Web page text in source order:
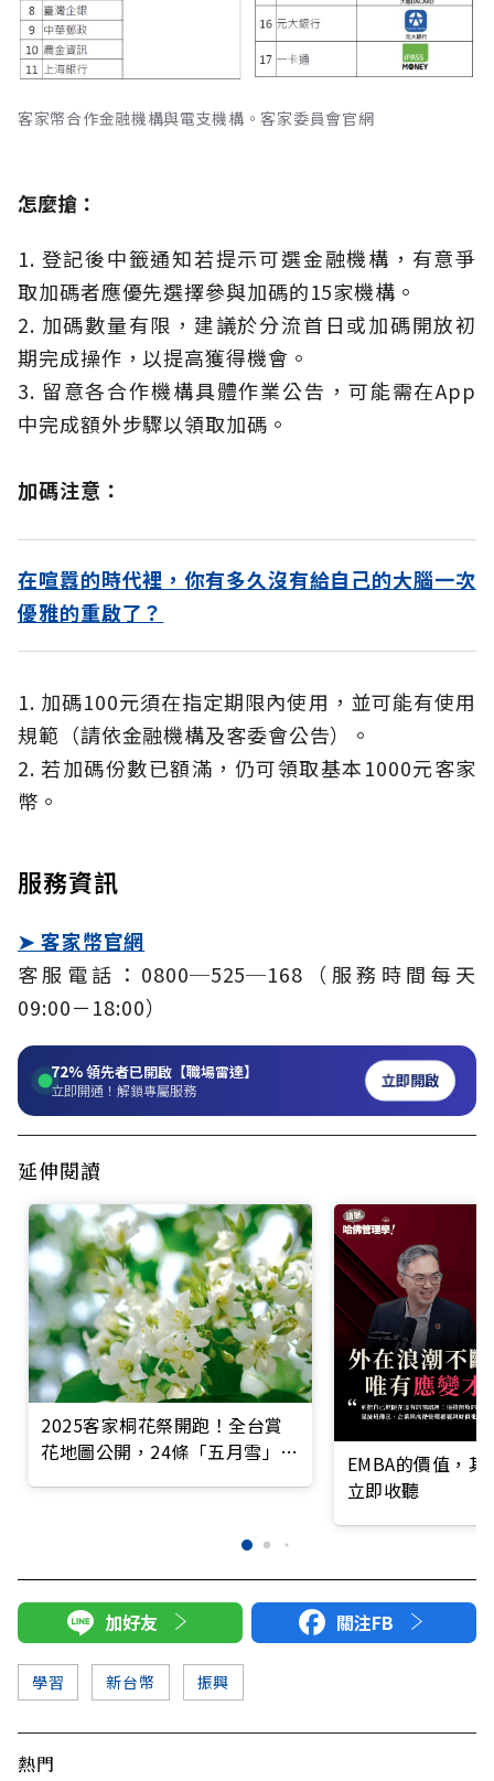
客家幣合作金融機構與電支機構。客家委員會官網
怎麼搶：
1. 登記後中籤通知若提示可選金融機構，有意爭
取加碼者應優先選擇參與加碼的15家機構。
2. 加碼數量有限，建議於分流首日或加碼開放初
期完成操作，以提高獲得機會。
3. 留意各合作機構具體作業公告，可能需在App
中完成額外步驟以領取加碼。
加碼注意：
在喧囂的時代裡，你有多久沒有給自己的大腦一次
優雅的重啟了？
1. 加碼100元須在指定期限內使用，並可能有使用
規範（請依金融機構及客委會公告）。
2. 若加碼份數已額滿，仍可領取基本1000元客家
幣。
服務資訊
➤ 客家幣官網
客服電話：0800─525─168（服務時間每天
09:00－18:00）
72%領先者已開啟【職場雷達】
立即開通！解鎖專屬服務 立即開啟
延伸閱讀
2025客家桐花祭開跑！全台賞
花地圖公開，24條「五月雪」步
EMBA的價值，
立即收聽
加好友 關注FB
學習 新台幣 振興
熱門